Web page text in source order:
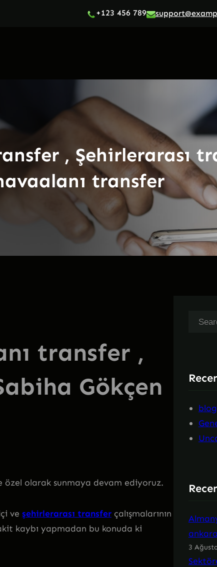
+123 456 789
, Şehirlerarası
transfer
transfer ,
Gökçen
olarak sunmaya devam ediyoruz.
ve şehirlerarası transfer çalışmalarının
kaybı yapmadan bu konuda ki
blog
ankara
3